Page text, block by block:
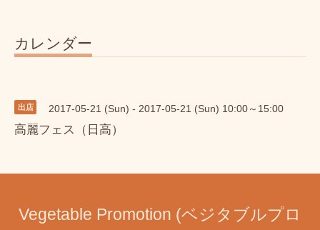
カレンダー
出店 2017-05-21 (Sun) - 2017-05-21 (Sun) 10:00～15:00
高麗フェス（日高）
Vegetable Promotion (ベジタブルプロ